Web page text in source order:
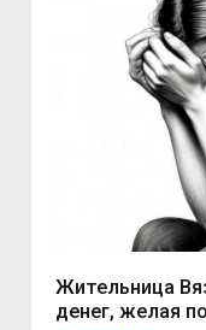
Жительница
денег, желая